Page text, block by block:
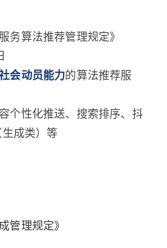
务算法推荐管理规定》
会动员能力的算法推荐服
个性化推送、搜索排序、抖
成类）等
管理规定》